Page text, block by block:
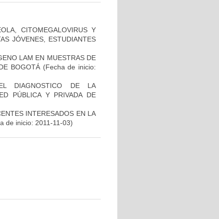
CITOMEGALOVIRUS Y
JÓVENES, ESTUDIANTES
LAM EN MUESTRAS DE
BOGOTÁ(Fecha de inicio:
DIAGNOSTICO DE LA
PÚBLICA Y PRIVADA DE
INTERESADOS EN LA
de inicio: 2011-11-03)